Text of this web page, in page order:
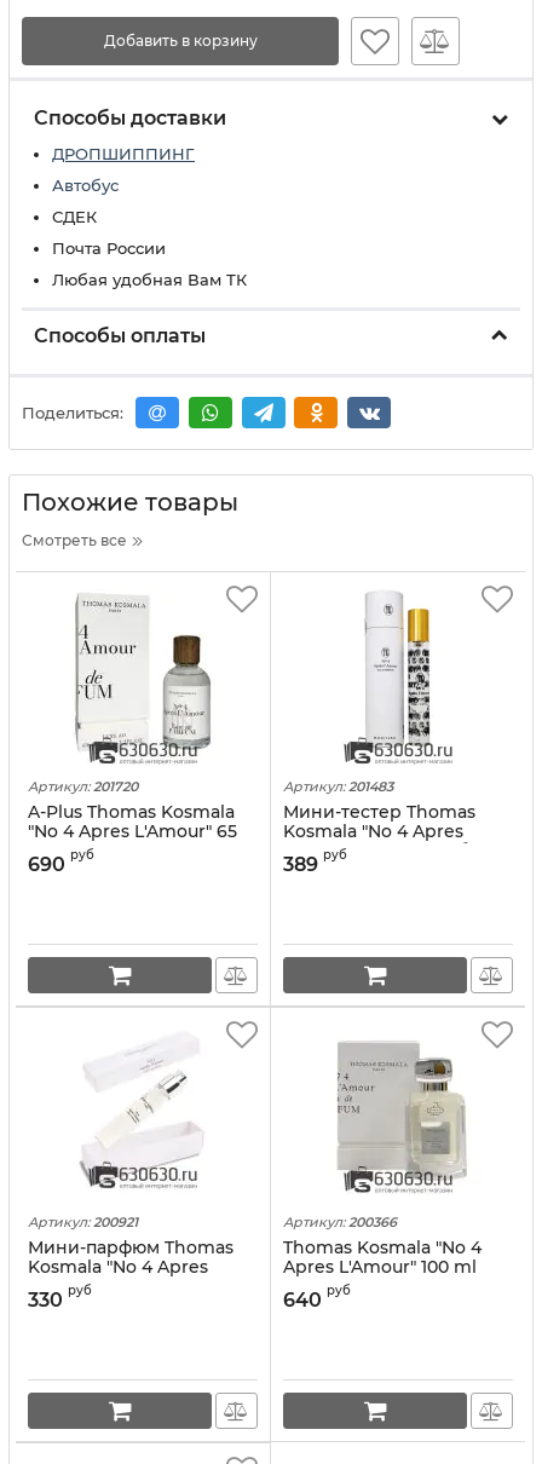
Добавить в корзину
Способы доставки
ДРОПШИППИНГ
Автобус
СДЕК
Почта России
Любая удобная Вам ТК
Способы оплаты
Поделиться:
Похожие товары
Смотреть все
Артикул: 201720
A-Plus Thomas Kosmala
"No 4 Apres L'Amour" 65
690 руб
Артикул: 201483
Мини-тестер Thomas
Kosmala "No 4 Apres
L'Amour" 35 ml (в тубе)
389 руб
Артикул: 200921
Мини-парфюм Thomas
Kosmala "No 4 Apres
L'Amour" 10 ml VIP
330 руб
Артикул: 200366
Thomas Kosmala "No 4
Apres L'Amour" 100 ml
LUX Collection
640 руб